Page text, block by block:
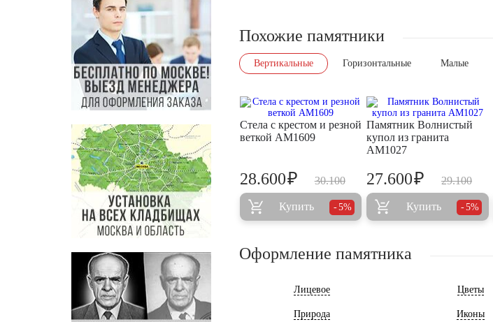
Похожие памятники
Вертикальные Горизонтальные Малые
Стела с крестом и резной
веткой AM1609
30.100
28.600₽
Купить 5%
Памятник Волнистый
купол из гранита
AM1027
29.100
27.600₽
Купить 5%
Оформление памятника
Лицевое Цветы
Природа Иконы